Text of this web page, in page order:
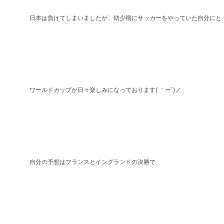
日本は負けてしまいましたが、幼少期にサッカーをやっていた自分にと
ワールドカップが日々楽しみになっております( ｀ー´)ノ
自分の予想はフランスとイングランドの決勝で